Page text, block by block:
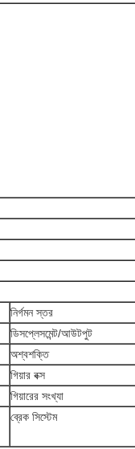
নির্গমন স্তর
ডিসপ্লেসমেন্ট/আউটপুট
অশ্বশক্তি
গিয়ার বক্স
গিয়ারের সংখ্যা
ব্রেক সিস্টেম